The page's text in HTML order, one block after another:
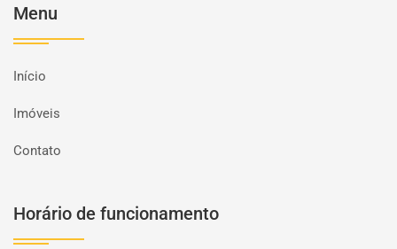
Menu
Início
Imóveis
Contato
Horário de funcionamento